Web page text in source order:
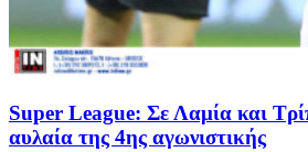
Super League: Σε Λαμία και
αυλαία της 4ης αγωνιστικής